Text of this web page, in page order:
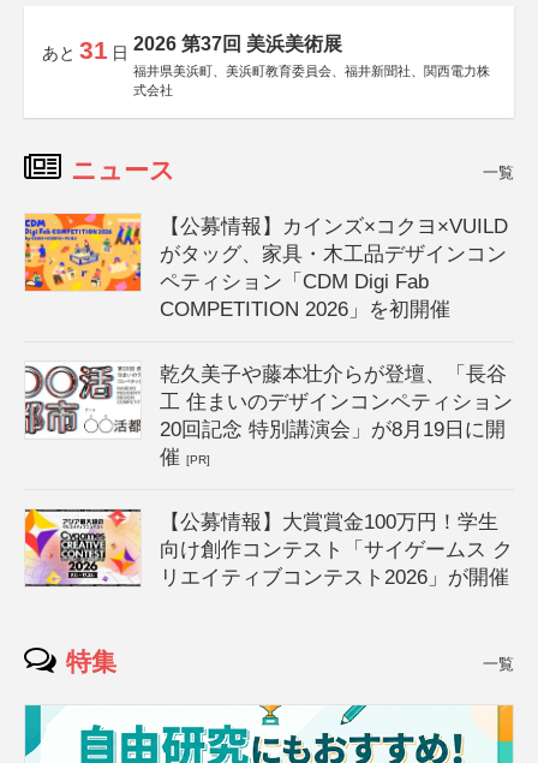
あと 31 日 2026 第37回 美浜美術展
福井県美浜町、美浜町教育委員会、福井新聞社、関西電力株
式会社
ニュース 一覧
【公募情報】カインズ×コクヨ×VUILD
がタッグ、家具・木工品デザインコン
ペティション「CDM Digi Fab
COMPETITION 2026」を初開催
乾久美子や藤本壮介らが登壇、「長谷
工 住まいのデザインコンペティション
20回記念 特別講演会」が8月19日に開
催[PR]
【公募情報】大賞賞金100万円！学生
向け創作コンテスト「サイゲームス ク
リエイティブコンテスト2026」が開催
特集 一覧